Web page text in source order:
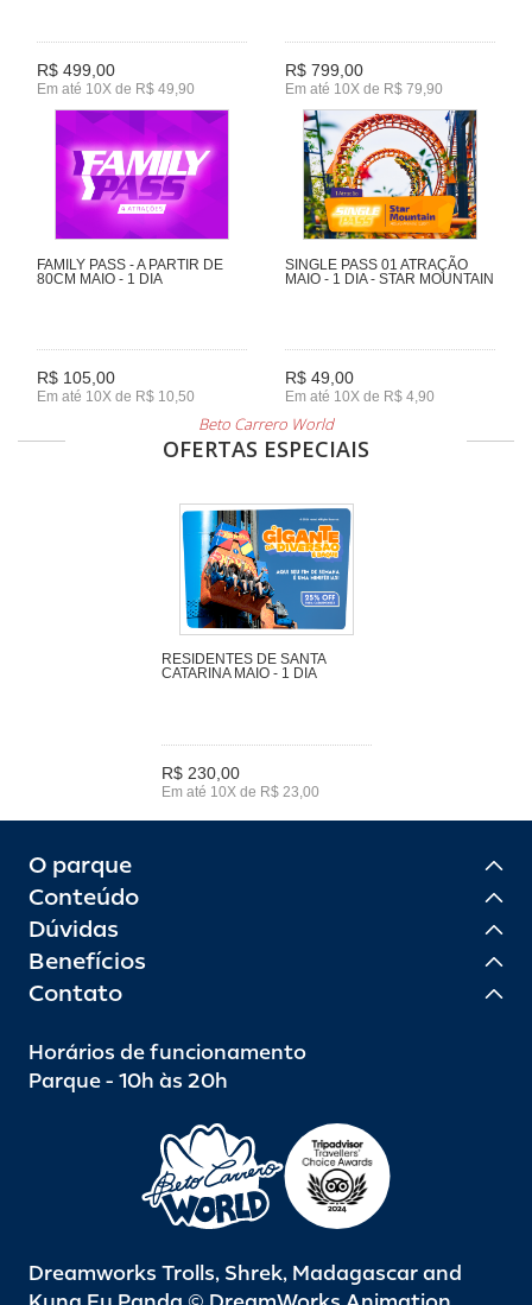
R$ 499,00
Em até 10X de R$ 49,90
R$ 799,00
Em até 10X de R$ 79,90
FAMILY PASS - A PARTIR DE
80CM MAIO - 1 DIA
R$ 105,00
Em até 10X de R$ 10,50
SINGLE PASS 01 ATRAÇÃO
MAIO - 1 DIA - STAR MOUNTAIN
R$ 49,00
Em até 10X de R$ 4,90
Beto Carrero World
OFERTAS ESPECIAIS
RESIDENTES DE SANTA
CATARINA MAIO - 1 DIA
R$ 230,00
Em até 10X de R$ 23,00
O parque
Conteúdo
Dúvidas
Benefícios
Contato
Horários de funcionamento
Parque - 10h às 20h
Dreamworks Trolls, Shrek, Madagascar and